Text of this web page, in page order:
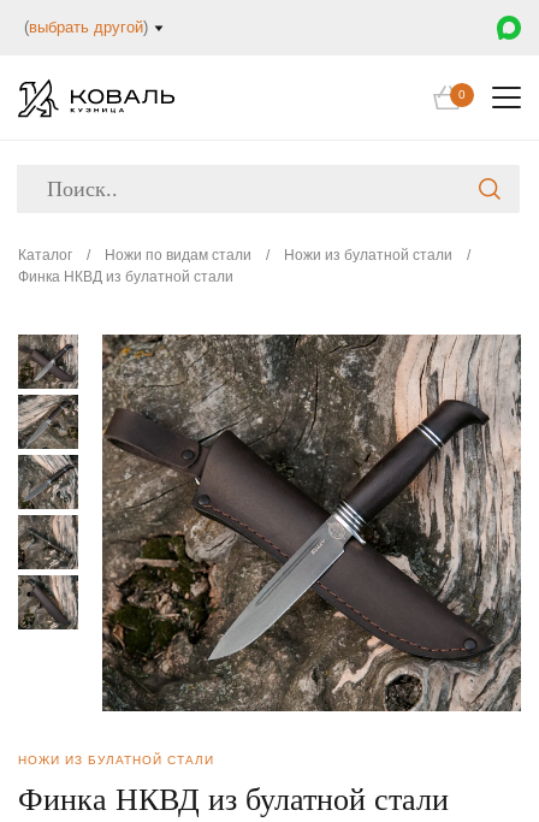
(выбрать другой)
0
Каталог / Ножи по видам стали / Ножи из булатной стали
/
Финка НКВД из булатной стали
НОЖИ ИЗ БУЛАТНОЙ СТАЛИ
Финка НКВД из булатной стали